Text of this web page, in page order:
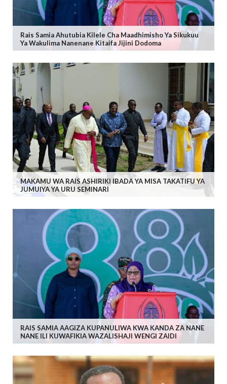
Rais Samia Ahutubia Kilele Cha Maadhimisho Ya Sikukuu
Ya Wakulima Nanenane Kitaifa Jijini Dodoma
MAKAMU WA RAIS ASHIRIKI IBADA YA MISA TAKATIFU YA
JUMUIYA YA URU SEMINARI
RAIS SAMIA AAGIZA KUPANULIWA KWA KANDA ZA NANE
NANE ILI KUWAFIKIA WAZALISHAJI WENGI ZAIDI